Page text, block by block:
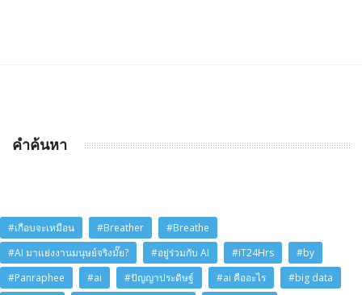
คำค้นหา
#เกือบจะเหมือน #Breather
#Breathe
#AI มาแย่งงานมนุษย์จริงมั๊ย?
#อยู่ร่วมกับ AI #iT24Hrs
#by
#Panraphee
#ai #ปัญญาประดิษฐ์ #ai คืออะไร
#big data